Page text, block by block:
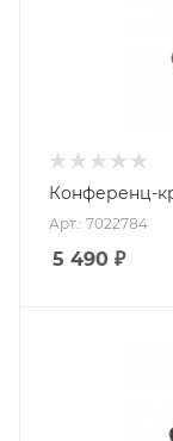
Конференц-
Арт.: 7022784
5 490 ₽